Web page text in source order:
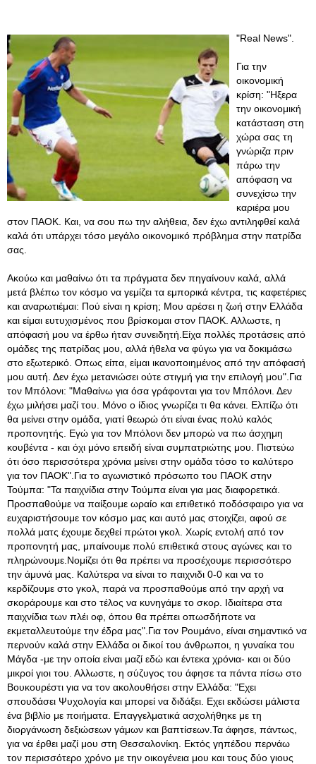
"Real News".
Για την
οικονομική
κρίση: "Ηξερα
την οικονομική
κατάσταση στη
χώρα σας τη
γνώριζα πριν
πάρω την
απόφαση να
συνεχίσω την
καριέρα μου
στον ΠΑΟΚ. Και, να σου πω την αλήθεια, δεν έχω αντιληφθεί καλά
καλά ότι υπάρχει τόσο μεγάλο οικονομικό πρόβλημα στην πατρίδα
σας.
Ακούω και μαθαίνω ότι τα πράγματα δεν πηγαίνουν καλά, αλλά
μετά βλέπω τον κόσμο να γεμίζει τα εμπορικά κέντρα, τις καφετέριες
και αναρωτιέμαι: Πού είναι η κρίση; Μου αρέσει η ζωή στην Ελλάδα
και είμαι ευτυχισμένος που βρίσκομαι στον ΠΑΟΚ. Αλλωστε, η
απόφασή μου να έρθω ήταν συνειδητή.Είχα πολλές προτάσεις από
ομάδες της πατρίδας μου, αλλά ήθελα να φύγω για να δοκιμάσω
στο εξωτερικό. Οπως είπα, είμαι ικανοποιημένος από την απόφασή
μου αυτή. Δεν έχω μετανιώσει ούτε στιγμή για την επιλογή μου".Για
τον Μπόλονι: "Μαθαίνω για όσα γράφονται για τον Μπόλονι. Δεν
έχω μιλήσει μαζί του. Μόνο ο ίδιος γνωρίζει τι θα κάνει . Ελπίζω ότι
θα μείνει στην ομάδα, γιατί θεωρώ ότι είναι ένας πολύ καλός
προπονητής. Εγώ για τον Μπόλονι δεν μπορώ να πω άσχημη
κουβέντα - και όχι μόνο επειδή είναι συμπατριώτης μου. Πιστεύω
ότι όσο περισσότερα χρόνια μείνει στην ομάδα τόσο το καλύτερο
για τον ΠΑΟΚ".Για το αγωνιστικό πρόσωπο του ΠΑΟΚ στην
Τούμπα: "Τα παιχνίδια στην Τούμπα είναι για μας διαφορετικά.
Προσπαθούμε να παίξουμε ωραίο και επιθετικό ποδόσφαιρο για να
ευχαριστήσουμε τον κόσμο μας και αυτό μας στοιχίζει, αφού σε
πολλά ματς έχουμε δεχθεί πρώτοι γκολ. Χωρίς εντολή από τον
προπονητή μας, μπαίνουμε πολύ επιθετικά στους αγώνες και το
πληρώνουμε.Νομίζει ότι θα πρέπει να προσέχουμε περισσότερο
την άμυνά μας. Καλύτερα να είναι το παιχνιδι 0-0 και να το
κερδίζουμε στο γκολ, παρά να προσπαθούμε από την αρχή να
σκοράρουμε και στο τέλος να κυνηγάμε το σκορ. Ιδιαίτερα στα
παιχνίδια των πλέι οφ, όπου θα πρέπει οπωσδήποτε να
εκμεταλλευτούμε την έδρα μας".Για τον Ρουμάνο, είναι σημαντικό να
περνούν καλά στην Ελλάδα οι δικοί του άνθρωποι, η γυναίκα του
Μάγδα -με την οποία είναι μαζί εδώ και έντεκα χρόνια- και οι δύο
μικροί γιοι του. Αλλωστε, η σύζυγος του άφησε τα πάντα πίσω στο
Βουκουρέστι για να τον ακολουθήσει στην Ελλάδα: "Εχει
σπουδάσει Ψυχολογία και μπορεί να διδάξει. Εχει εκδώσει μάλιστα
ένα βιβλίο με ποιήματα. Επαγγελματικά ασχολήθηκε με τη
διοργάνωση δεξιώσεων γάμων και βαπτίσεων.Τα άφησε, πάντως,
για να έρθει μαζί μου στη Θεσσαλονίκη. Εκτός γηπέδου περνάω
τον περισσότερο χρόνο με την οικογένεια μου και τους δύο γιους